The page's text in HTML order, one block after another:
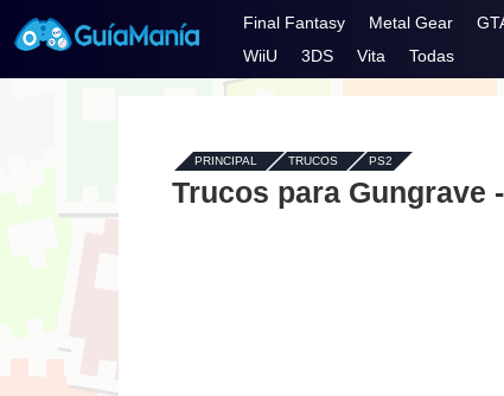
Final Fantasy Metal Gear
WiiU
3DS Vita Todas
PRINCIPAL - TRUCOS- PS2
Trucos para Gungrave